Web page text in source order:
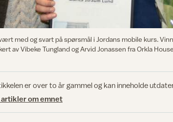
med og svart på spørsmål i Jordans mobile kurs.
av Vibeke Tungland og Arvid Jonassen fra Orkla
er over to år gammel og kan inneholde
artikler om emnet